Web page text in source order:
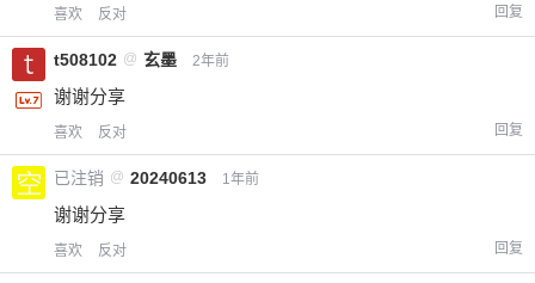
喜欢 反对 回复
t508102 @ 玄墨 2年前
谢谢分享
喜欢 反对 回复
已注销 @ 20240613 1年前
谢谢分享
喜欢 反对 回复